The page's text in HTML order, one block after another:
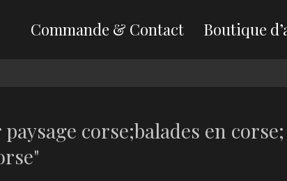
Commande & Contact
Boutique
corse;balades en